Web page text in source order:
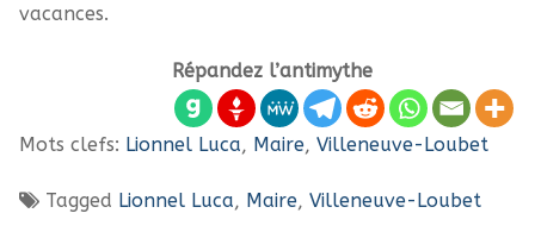
vacances.
Répandez l’antimythe
Mots clefs: Lionnel Luca, Maire, Villeneuve-Loubet
Tagged Lionnel Luca, Maire, Villeneuve-Loubet